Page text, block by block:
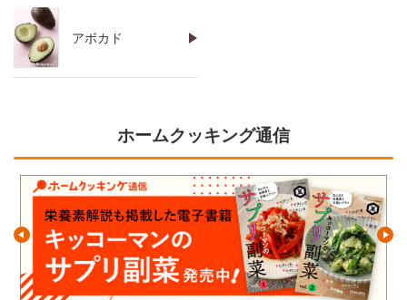
アボカド
ホームクッキング通信